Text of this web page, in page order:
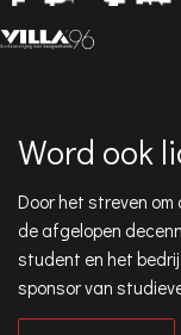
Word ook
Door het streven om
de afgelopen
student en het
sponsor van